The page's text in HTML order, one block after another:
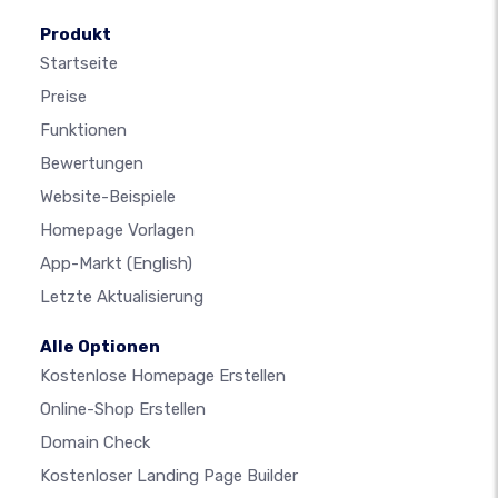
Produkt
Startseite
Preise
Funktionen
Bewertungen
Website-Beispiele
Homepage Vorlagen
App-Markt (English)
Letzte Aktualisierung
Alle Optionen
Kostenlose Homepage Erstellen
Online-Shop Erstellen
Domain Check
Kostenloser Landing Page Builder